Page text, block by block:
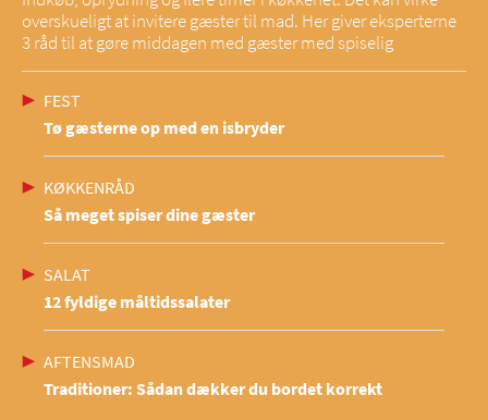
overskueligt at invitere gæster til mad. Her giver eksperterne
3 råd til at gøre middagen med gæster med spiselig
FEST
Tø gæsterne op med en isbryder
KØKKENRÅD
Så meget spiser dine gæster
SALAT
12 fyldige måltidssalater
AFTENSMAD
Traditioner: Sådan dækker du bordet korrekt